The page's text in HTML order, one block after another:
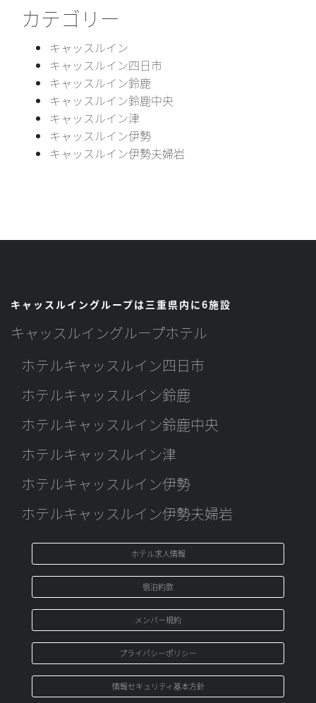
カテゴリー
キャッスルイン
キャッスルイン四日市
キャッスルイン鈴鹿
キャッスルイン鈴鹿中央
キャッスルイン津
キャッスルイン伊勢
キャッスルイン伊勢夫婦岩
キャッスルイングループは三重県内に6施設
キャッスルイングループホテル
ホテルキャッスルイン四日市
ホテルキャッスルイン鈴鹿
ホテルキャッスルイン鈴鹿中央
ホテルキャッスルイン津
ホテルキャッスルイン伊勢
ホテルキャッスルイン伊勢夫婦岩
ホテル求人情報
宿泊約款
メンバ－規約
プライバシーポリシー
情報セキュリティ基本方針